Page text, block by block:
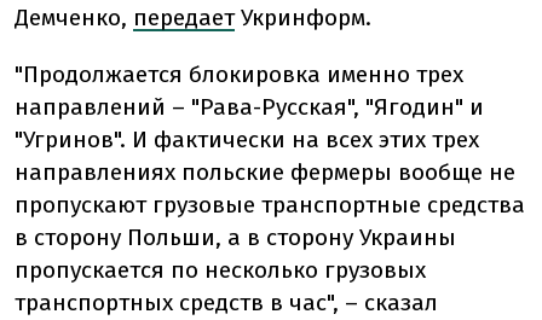
Демченко, передаетУкринформ.
"Продолжается блокировка именно трех
направлений – "Рава-Русская", "Ягодин" и
"Угринов". И фактически на всех этих трех
направлениях польские фермеры вообще не
пропускают грузовые транспортные средства
в сторону Польши, а в сторону Украины
пропускается по несколько грузовых
транспортных средств в час", – сказал